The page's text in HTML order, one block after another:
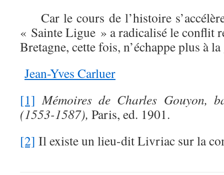
Car le cours de l’histoire
« Sainte Ligue » a radicalisé le conflit
Bretagne, cette fois, n’échappe plus à
Jean-Yves Carluer
[1] Mémoires de Charles Gouyon,
(1553-1587), Paris, ed. 1901.
[2] Il existe un lieu-dit Livriac sur la